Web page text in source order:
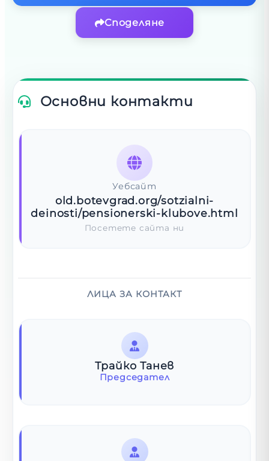
Споделяне
Основни контакти
Уебсайт
old.botevgrad.org/sotzialni-
deinosti/pensionerski-klubove.html
Посетете сайта ни
ЛИЦА ЗА КОНТАКТ
Трайко Танев
Председател